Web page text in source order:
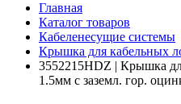
Главная
Каталог товаров
Кабеленесущие системы
Крышка для кабельных
3552215HDZ | Крышка
1.5мм с заземл. гор.